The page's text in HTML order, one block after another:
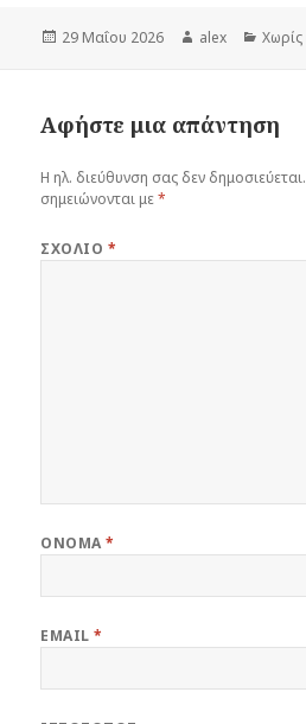
Δημοσιεύτηκε
29 Μαΐου 2026 Συντάκτης
alex Χωρίς
Αφήστε μια απάντηση
Η ηλ. διεύθυνση σας δεν δημοσιεύεται.
σημειώνονται με*
ΣΧΌΛΙΟ *
ΌΝΟΜΑ*
EMAIL*